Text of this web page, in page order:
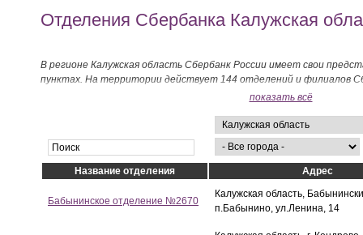
Отделения Сбербанка Калужская
В регионе Калужская область Сбербанк России имеет свои
пунктах. На территории действует 144 отделений и филиалов
показать всё
Название отделения Адрес
Бабынинское отделение №2670
Калужская область,
п.Бабынино, ул.Ленина, 14